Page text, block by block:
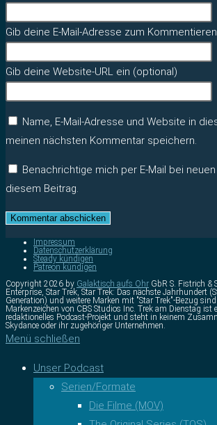
Gib deine E-Mail-Adresse zum
Gib deine Website-URL ein (optional)
Name, E-Mail-Adresse und Website in
meinen nächsten Kommentar speichern.
Benachrichtige mich per E-Mail bei
diesem Beitrag.
Impressum
Datenschutzerklärung
Steady kündigen
Patreon kündigen
Copyright 2026 by Galaktisch aufs Ohr GbR S. Fistrich &
Enterprise, Star Trek, Star Trek: Das nächste Jahrhundert
Generation) und weitere Marken mit "Star Trek"-Bezug
Markenzeichen von CBS Studios Inc. Trek am Dienstag ist
redaktionelles Podcast-Projekt und steht in keinem
Skydance oder ihr zugehöriger Unternehmen.
Menü schließen
Unser Podcast
Serien/Formate
Die Filme (MOV)